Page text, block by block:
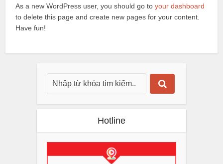
As a new WordPress user, you should go toyour dashboard
to delete this page and create new pages for your content.
Have fun!
Hotline